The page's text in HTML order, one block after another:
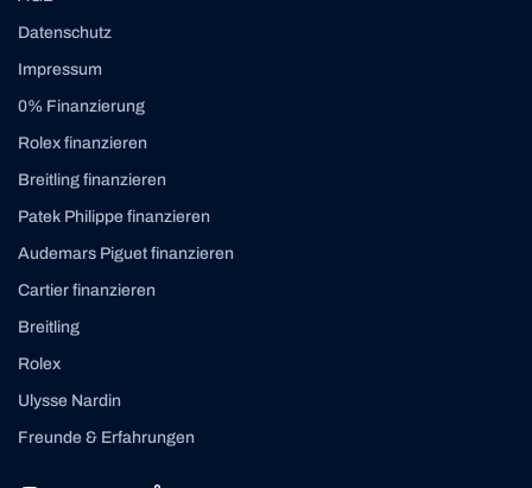
Datenschutz
Impressum
0% Finanzierung
Rolex finanzieren
Breitling finanzieren
Patek Philippe finanzieren
Audemars Piguet finanzieren
Cartier finanzieren
Breitling
Rolex
Ulysse Nardin
Freunde & Erfahrungen